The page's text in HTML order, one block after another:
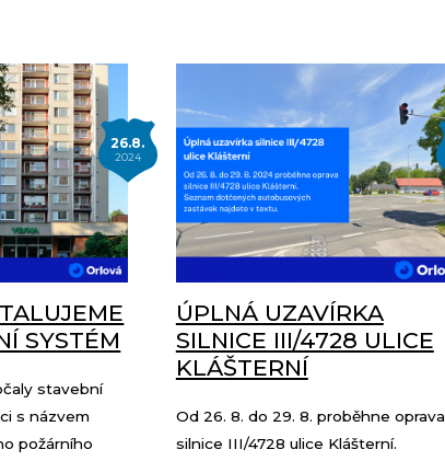
26.8.
2024
SYSTÉM
stavební
s názvem
požárního
ÚPLNÁ UZAVÍRKA
SILNICE III/4728 ULICE
KLÁŠTERNÍ
Od 26. 8. do 29. 8. proběhne oprava
silnice III/4728 ulice Klášterní.